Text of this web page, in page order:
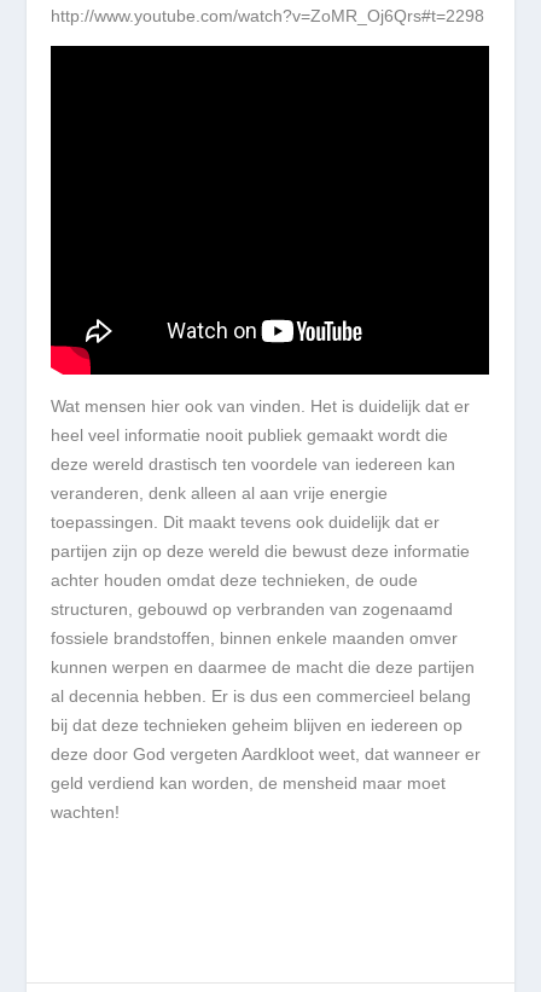
http://www.youtube.com/watch?v=ZoMR_Oj6Qrs#t=2298
Wat mensen hier ook van vinden. Het is duidelijk dat er
heel veel informatie nooit publiek gemaakt wordt die
deze wereld drastisch ten voordele van iedereen kan
veranderen, denk alleen al aan vrije energie
toepassingen. Dit maakt tevens ook duidelijk dat er
partijen zijn op deze wereld die bewust deze informatie
achter houden omdat deze technieken, de oude
structuren, gebouwd op verbranden van zogenaamd
fossiele brandstoffen, binnen enkele maanden omver
kunnen werpen en daarmee de macht die deze partijen
al decennia hebben. Er is dus een commercieel belang
bij dat deze technieken geheim blijven en iedereen op
deze door God vergeten Aardkloot weet, dat wanneer er
geld verdiend kan worden, de mensheid maar moet
wachten!